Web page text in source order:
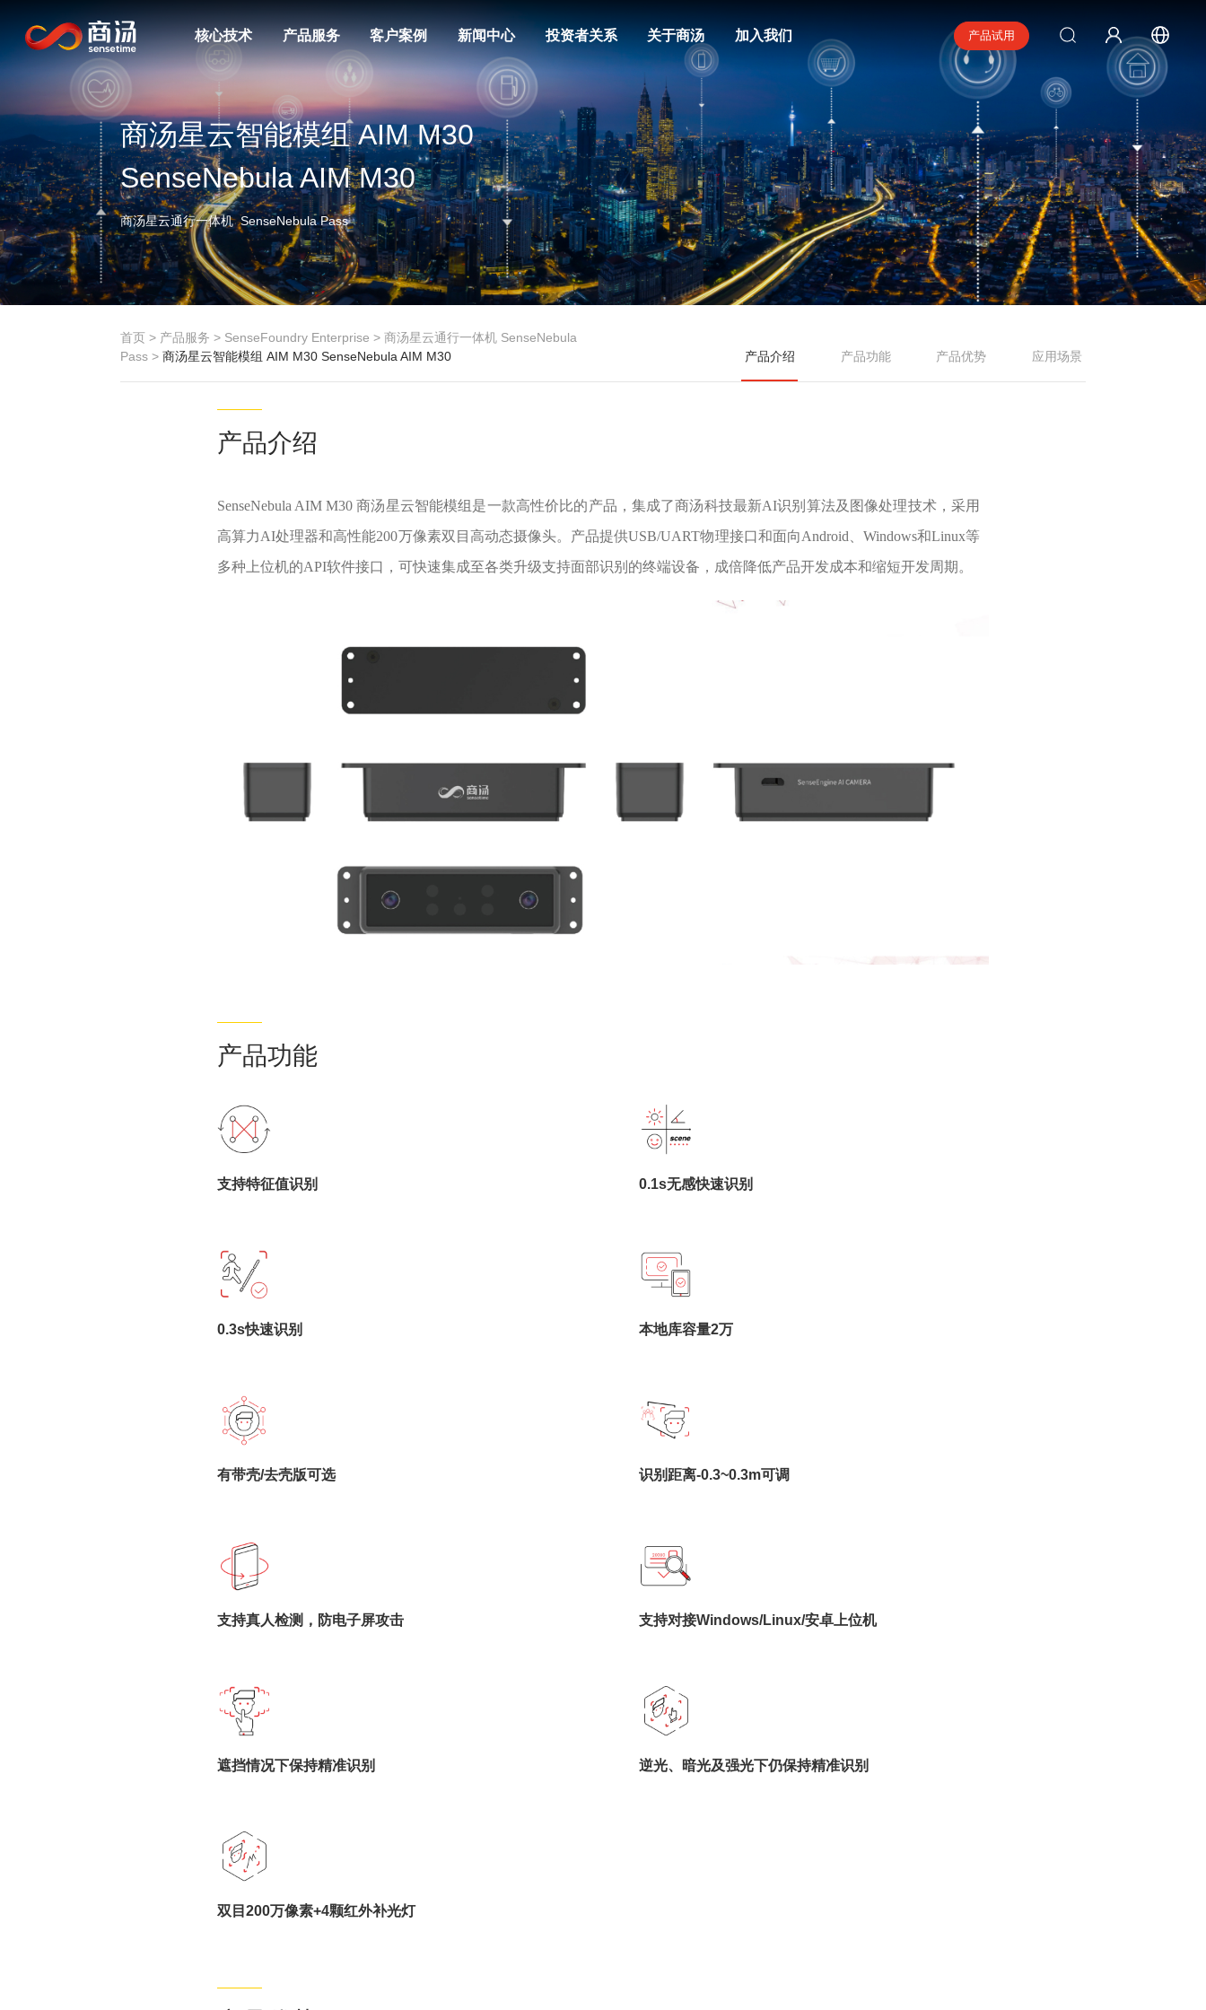
核心技术 产品服务 客户案例 新闻中心 投资者关系 关于商汤 加入我们 产品试用
商汤星云智能模组 AIM M30
SenseNebula AIM M30
商汤星云通行一体机 SenseNebula Pass
首页 > 产品服务 > SenseFoundry Enterprise >商汤星云通行一体机 SenseNebula
Pass >商汤星云智能模组 AIM M30 SenseNebula AIM M30 产品介绍 产品功能 产品优势 应用场景
产品介绍
SenseNebula AIM M30 商汤星云智能模组是一款高性价比的产品，集成了商汤科技最新AI识别算法及图像处理技术，采用
高算力AI处理器和高性能200万像素双目高动态摄像头。产品提供USB/UART物理接口和面向Android、Windows和Linux等
多种上位机的API软件接口，可快速集成至各类升级支持面部识别的终端设备，成倍降低产品开发成本和缩短开发周期。
产品功能
支持特征值识别 0.1s无感快速识别
0.3s快速识别 本地库容量2万
有带壳/去壳版可选 识别距离-0.3~0.3m可调
支持真人检测，防电子屏攻击 支持对接Windows/Linux/安卓上位机
遮挡情况下保持精准识别 逆光、暗光及强光下仍保持精准识别
双目200万像素+4颗红外补光灯